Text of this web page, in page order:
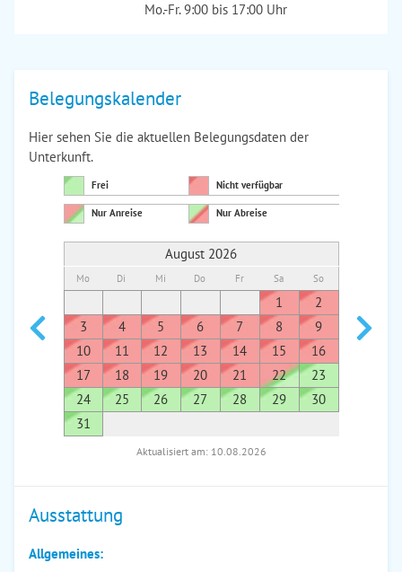
Mo.-Fr. 9:00 bis 17:00 Uhr
Belegungskalender
Hier sehen Sie die aktuellen Belegungsdaten der
Unterkunft.
Frei Nicht verfügbar
Nur Anreise Nur Abreise
August 2026
Mo Di Mi Do Fr Sa So
1
2
3
4 5 6 7 8
9
10
11 12 13 14 15
16
17
18 19 20 21 22
23
24
25 26 27 28 29
30
31
7
Aktualisiert am: 10.08.2026
Ausstattung
Allgemeines: